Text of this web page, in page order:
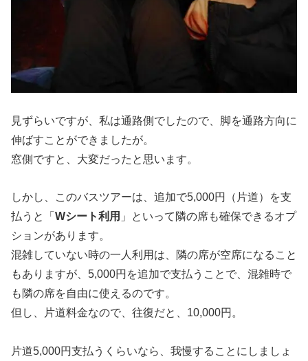
見ずらいですが、私は通路側でしたので、脚を通路方向に
伸ばすことができましたが。
窓側ですと、大変だったと思います。
しかし、このバスツアーは、追加で5,000円（片道）を支
払うと「 Wシート利用 」といって隣の席も確保できるオプ
ションがあります。
混雑していない時の一人利用は、隣の席が空席になること
もありますが、5,000円を追加で支払うことで、混雑時で
も隣の席を自由に使えるのです。
但し、片道料金なので、往復だと、10,000円。
片道5,000円支払うくらいなら、我慢することにしましょ